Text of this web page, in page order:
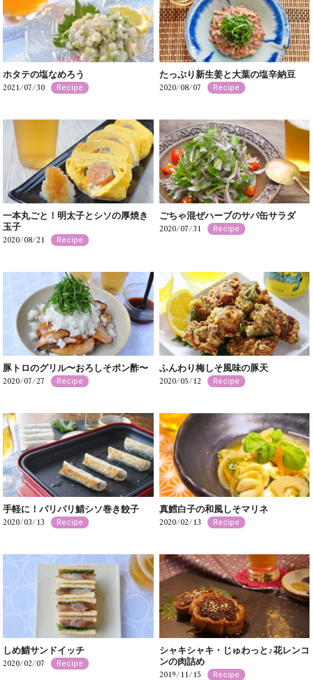
ホタテの塩なめろう
2021/07/30 Recipe
たっぷり新生姜と大葉の塩辛納豆
2020/08/07 Recipe
一本丸ごと！明太子とシソの厚焼き
玉子
2020/08/21 Recipe
ごちゃ混ぜハーブのサバ缶サラダ
2020/07/31 Recipe
豚トロのグリル〜おろしそポン酢〜
2020/07/27 Recipe
ふんわり梅しそ風味の豚天
2020/05/12 Recipe
手軽に！パリパリ鯖シソ巻き餃子
2020/03/13 Recipe
真鱈白子の和風しそマリネ
2020/02/13 Recipe
しめ鯖サンドイッチ
2020/02/07 Recipe
シャキシャキ・じゅわっと♪花レンコ
ンの肉詰め
2019/11/15 Recipe